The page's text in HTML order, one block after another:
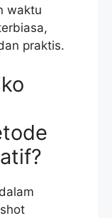
waktu
praktis.